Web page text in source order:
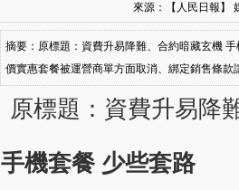
來源：【人民日報】
摘要：原標題：資費升易降難、合約暗藏玄機
價實惠套餐被運營商單方面取消、綁定銷售條
原標題：資費升易降
手機套餐 少些套路